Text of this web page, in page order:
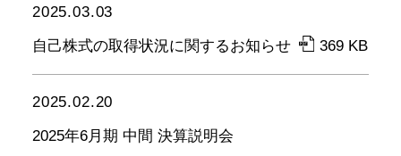
2025.03.03
自己株式の取得状況に関するお知らせ
369 KB
2025.02.20
2025年6月期 中間 決算説明会